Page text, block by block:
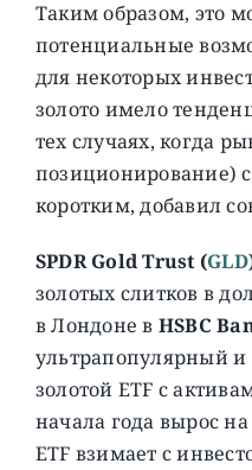
Таким образом, это
потенциальные
для некоторых
золото имело
тех случаях, когда
позиционирование)
коротким, добавил
SPDR Gold Trust (GLD
золотых слитков в
в Лондоне в HSBC
ультрапопулярный
золотой ETF с
начала года вырос на
ETF взимает с